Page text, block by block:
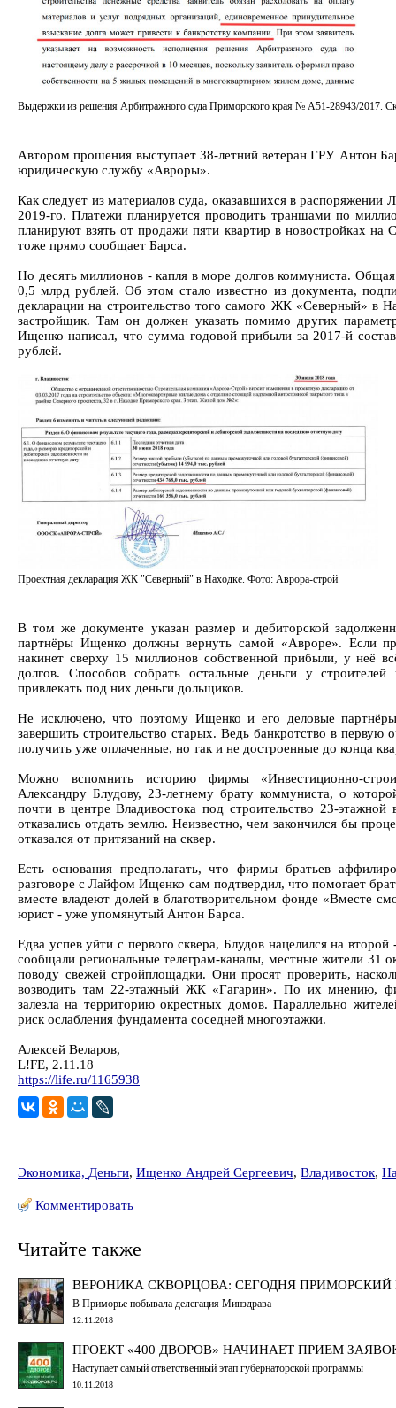
Выдержки из решения Арбитражного суда Приморского края № А51-28943/2017.
Автором прошения выступает 38-летний ветеран ГРУ Антон
юридическую службу «Авроры».
Как следует из материалов суда, оказавшихся в распоряжении
2019-го. Платежи планируется проводить траншами по
планируют взять от продажи пяти квартир в новостройках
тоже прямо сообщает Барса.
Но десять миллионов - капля в море долгов коммуниста.
0,5 млрд рублей. Об этом стало известно из документа,
декларации на строительство того самого ЖК «Северный» в
застройщик. Там он должен указать помимо других
Ищенко написал, что сумма годовой прибыли за 2017-й
рублей.
Проектная декларация ЖК "Северный" в Находке. Фото: Аврора-строй
В том же документе указан размер и дебиторской
партнёры Ищенко должны вернуть самой «Авроре». Если
накинет сверху 15 миллионов собственной прибыли, у неё
долгов. Способов собрать остальные деньги у
привлекать под них деньги дольщиков.
Не исключено, что поэтому Ищенко и его деловые
завершить строительство старых. Ведь банкротство в
получить уже оплаченные, но так и не достроенные до конца
Можно вспомнить историю фирмы «Инвестиционно-
Александру Блудову, 23-летнему брату коммуниста, о
почти в центре Владивостока под строительство 23-
отказались отдать землю. Неизвестно, чем закончился бы
отказался от притязаний на сквер.
Есть основания предполагать, что фирмы братьев
разговоре с Лайфом Ищенко сам подтвердил, что помогает
вместе владеют долей в благотворительном фонде «Вместе
юрист - уже упомянутый Антон Барса.
Едва успев уйти c первого сквера, Блудов нацелился на
сообщали региональные телеграм-каналы, местные жители 31
поводу свежей стройплощадки. Они просят проверить,
возводить там 22-этажный ЖК «Гагарин». По их мнению,
залезла на территорию окрестных домов. Параллельно
риск ослабления фундамента соседней многоэтажки.
Алексей Веларов,
L!FE, 2.11.18
https://life.ru/1165938
Экономика, Деньги, Ищенко Андрей Сергеевич, Владивосток,
Комментировать
Читайте также
ВЕРОНИКА СКВОРЦОВА: СЕГОДНЯ
В Приморье побывала делегация Минздрава
12.11.2018
ПРОЕКТ «400 ДВОРОВ» НАЧИНАЕТ ПРИЕМ
Наступает самый ответственный этап губернаторской программы
10.11.2018